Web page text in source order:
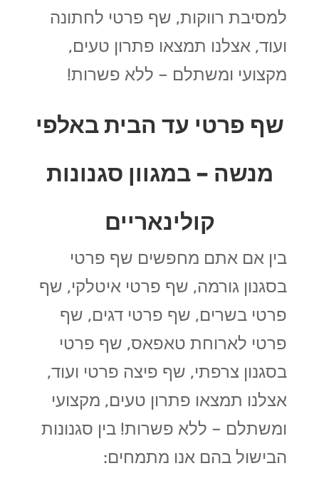
למסיבת רווקות, שף פרטי לחתונה
ועוד, אצלנו תמצאו פתרון טעים,
מקצועי ומשתלם – ללא פשרות!
שף פרטי עד הבית באלפי
מנשה – במגוון סגנונות
קולינאריים
בין אם אתם מחפשים שף פרטי
בסגנון גורמה, שף פרטי איטלקי, שף
פרטי בשרים, שף פרטי דגים, שף
פרטי לארוחת טאפאס, שף פרטי
בסגנון צרפתי, שף פיצה פרטי ועוד,
אצלנו תמצאו פתרון טעים, מקצועי
ומשתלם – ללא פשרות! בין סגנונות
הבישול בהם אנו מתמחים: